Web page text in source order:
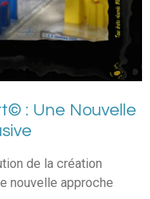
: Une Nouvelle
de la création
nouvelle approche